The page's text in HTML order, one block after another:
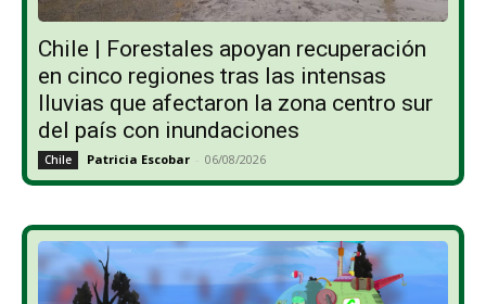
Chile | Forestales apoyan recuperación
en cinco regiones tras las intensas
lluvias que afectaron la zona centro sur
del país con inundaciones
Chile Patricia Escobar - 06/08/2026